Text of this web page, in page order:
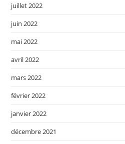
juillet 2022
juin 2022
mai 2022
avril 2022
mars 2022
février 2022
janvier 2022
décembre 2021